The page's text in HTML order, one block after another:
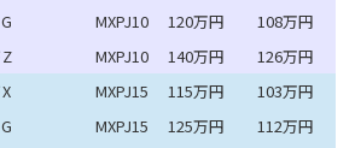
MXPJ10 120万円
108万円
MXPJ10 140万円
126万円
MXPJ15 115万円
103万円
MXPJ15 125万円
112万円